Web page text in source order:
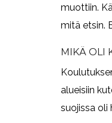
muottiin.
mitä etsin.
MIKÄ OLI
alueisiin
suojissa oli